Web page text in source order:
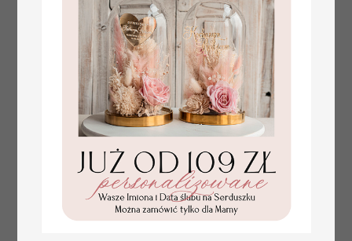
złote winietki na komunię, winietka
dekoracja stołu na komunii, komunijne
winietki z naturalnym kłosem
4.50 PLN